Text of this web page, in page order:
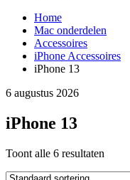
Home
Mac onderdelen
Accessoires
iPhone Accessoires
iPhone 13
6 augustus 2026
iPhone 13
Toont alle 6 resultaten